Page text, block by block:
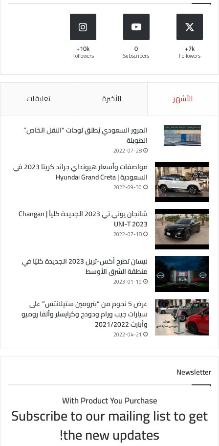
7k+
Followers
0
Subscribers
10k+
Followers
الأشهر الأخيرة تعليقات
المرور السعودي يُطلق لوحات “النقل الخاص”
الطويلة
2022-07-28
مواصفات وأسعار هيونداي جراند كريتا 2023 في
السعودية | Hyundai Grand Creta
2022-09-30
شانجان يوني تي 2023 الجديدة كلياً | Changan
UNI-T 2023
2022-07-18
نيسان تطرح أكس-تريل 2023 الجديدة كليًا في
منطقة الشرق الأوسط
2023-01-19
عرض 5 نجوم من “بترومين ستيلانتس” على
سيارات جيب ورام ودودج وكرايسلر وألفا روميو
وأبارث 2021/2022
2022-04-21
Newsletter
With Product You Purchase
Subscribe to our mailing list to get
the new updates!